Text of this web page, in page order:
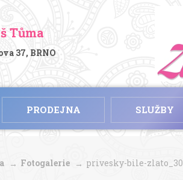
Tůma
37, BRNO
PRODEJNA SLUŽBY
Fotogalerie privesky-bile-zlato_30